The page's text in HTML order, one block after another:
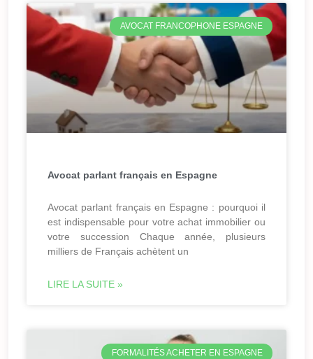
AVOCAT FRANCOPHONE ESPAGNE
Avocat parlant français en Espagne
Avocat parlant français en Espagne : pourquoi il
est indispensable pour votre achat immobilier ou
votre succession Chaque année, plusieurs
milliers de Français achètent un
LIRE LA SUITE »
FORMALITÉS ACHETER EN ESPAGNE